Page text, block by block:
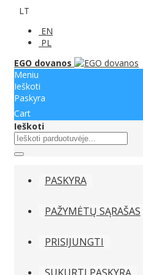
LT
EN
PL
EGO dovanos
Meniu
Ieškoti
Paskyra
Cart
Ieškoti
PASKYRA
PAŽYMĖTŲ SĄRAŠAS
PRISIJUNGTI